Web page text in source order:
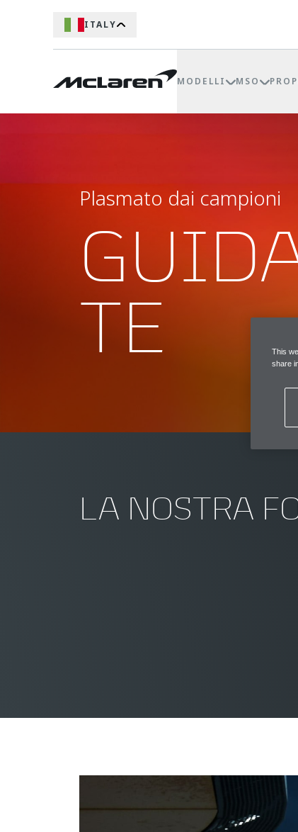
ITALY
MODELLI MSO
Plasmato dai campioni
TE
LA NOSTRA
This
share